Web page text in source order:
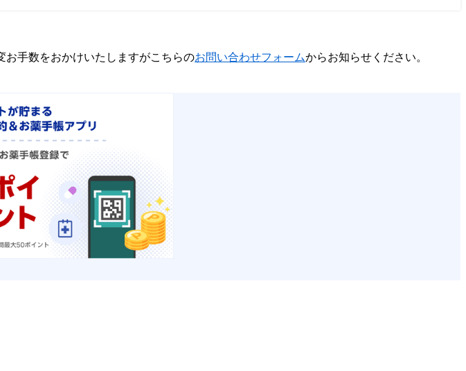
手数をおかけいたしますがこちらのお問い合わせフォームからお知らせください。